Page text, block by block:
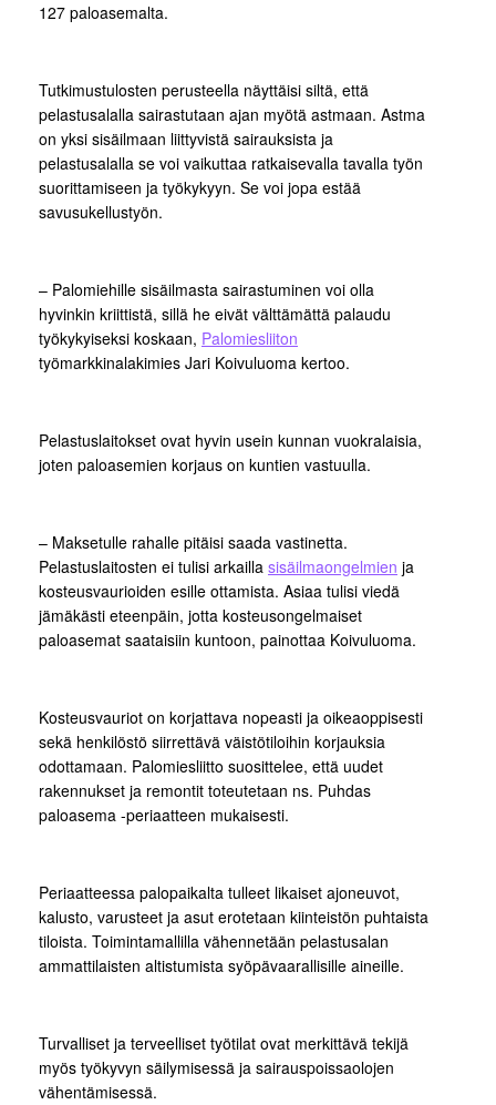
127 paloasemalta.
Tutkimustulosten perusteella näyttäisi siltä, että
pelastusalalla sairastutaan ajan myötä astmaan. Astma
on yksi sisäilmaan liittyvistä sairauksista ja
pelastusalalla se voi vaikuttaa ratkaisevalla tavalla työn
suorittamiseen ja työkykyyn. Se voi jopa estää
savusukellustyön.
– Palomiehille sisäilmasta sairastuminen voi olla
hyvinkin kriittistä, sillä he eivät välttämättä palaudu
työkykyiseksi koskaan, Palomiesliiton
työmarkkinalakimies Jari Koivuluoma kertoo.
Pelastuslaitokset ovat hyvin usein kunnan vuokralaisia,
joten paloasemien korjaus on kuntien vastuulla.
– Maksetulle rahalle pitäisi saada vastinetta.
Pelastuslaitosten ei tulisi arkailla sisäilmaongelmien ja
kosteusvaurioiden esille ottamista. Asiaa tulisi viedä
jämäkästi eteenpäin, jotta kosteusongelmaiset
paloasemat saataisiin kuntoon, painottaa Koivuluoma.
Kosteusvauriot on korjattava nopeasti ja oikeaoppisesti
sekä henkilöstö siirrettävä väistötiloihin korjauksia
odottamaan. Palomiesliitto suosittelee, että uudet
rakennukset ja remontit toteutetaan ns. Puhdas
paloasema -periaatteen mukaisesti.
Periaatteessa palopaikalta tulleet likaiset ajoneuvot,
kalusto, varusteet ja asut erotetaan kiinteistön puhtaista
tiloista. Toimintamallilla vähennetään pelastusalan
ammattilaisten altistumista syöpävaarallisille aineille.
Turvalliset ja terveelliset työtilat ovat merkittävä tekijä
myös työkyvyn säilymisessä ja sairauspoissaolojen
vähentämisessä.